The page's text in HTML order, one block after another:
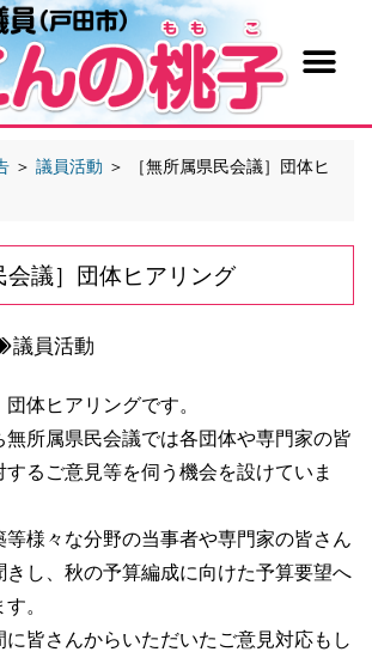
＞ 議員活動 ＞
［無所属県民会議］団体ヒ
会議］団体ヒアリング
議員活動
体ヒアリングです。
所属県民会議では各団体や専門家の皆
るご意見等を伺う機会を設けていま
様々な分野の当事者や専門家の皆さん
し、秋の予算編成に向けた予算要望へ
。
に皆さんからいただいたご意見対応もし